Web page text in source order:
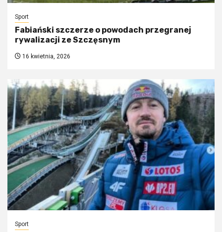
Sport
Fabiański szczerze o powodach przegranej
rywalizacji ze Szczęsnym
16 kwietnia, 2026
Sport